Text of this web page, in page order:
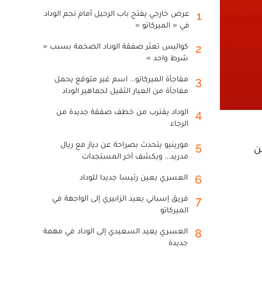
أمس السبت لحساب الدورة15 من
1
عرض خارجي يفتح باب الرحيل أمام نجم الوداد
في « الميركاتو »
2
كواليس تعثر صفقة الوداد الضخمة بسبب «
شرط واحد »
3
مفاجأة الميركاتو... اسم غير متوقع يحمل
مفاجأة من العيار الثقيل لجماهير الوداد
4
الوداد يقترب من خطف صفقة جديدة من
الرجاء
5
مورينيو يتحدث بصراحة عن دياز مع ريال
مدريد... ويكشف آخر المستجدات
6 العسري يعين رئيسا جديدا للوداد
7
فريق إسباني يعيد الزابيري إلى الواجهة في
الميركاتو
8
العسري يعيد السعيدي إلى الوداد في مهمة
جديدة